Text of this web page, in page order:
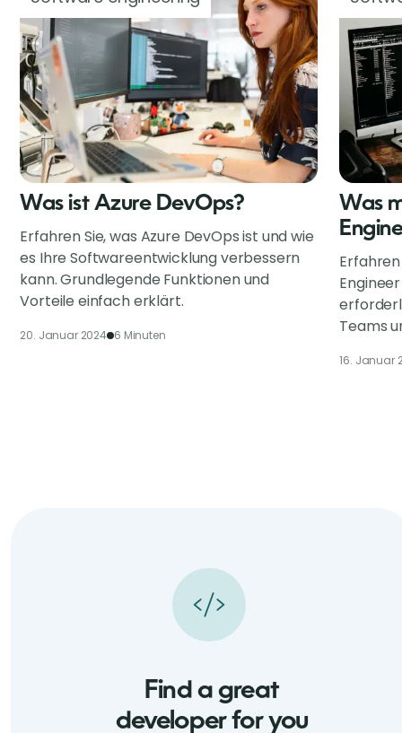
Was ist Azure DevOps?
Erfahren Sie, was Azure DevOps ist und wie
es Ihre Softwareentwicklung verbessern
kann. Grundlegende Funktionen und
Vorteile einfach erklärt.
20. Januar 2024 6 Minuten
Was
Teams
16. Januar
Find a great
developer for you